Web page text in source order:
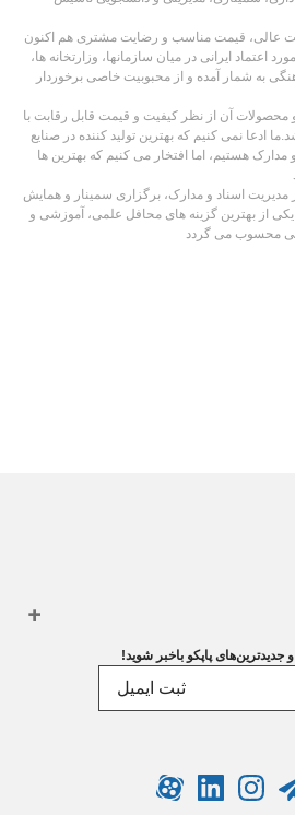
عالی، قیمت مناسب و رضایت مشتری هم اکنون
اعتماد ایرانی در میان سازمانها، وزارتخانه ها،
به شمار آمده و از محبوبیت خاصی برخوردار
آن از نظر کیفیت و قیمت قابل رقابت با
ادعا نمی کنیم که بهترین تولید کننده در صنایع
مدارک هستیم، اما افتخار می کنیم که بهترین ها
اسناد و مدارک، برگزاری سمینار و همایش
از بهترین گزینه های محافل علمی، آموزشی و
محسوب می گردد
جدیدترین‌های پاپکو باخبر شوید!
ثبت ایمیل